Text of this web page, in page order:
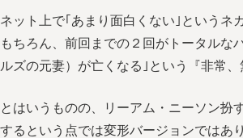
ネット上で｢あまり面白くない｣というネ
もちろん、前回までの２回がトータルな
ルズの元妻）が亡くなる｣という『非常
とはいうものの、リーアム・ニーソン扮
するという点では変形バージョンではあ